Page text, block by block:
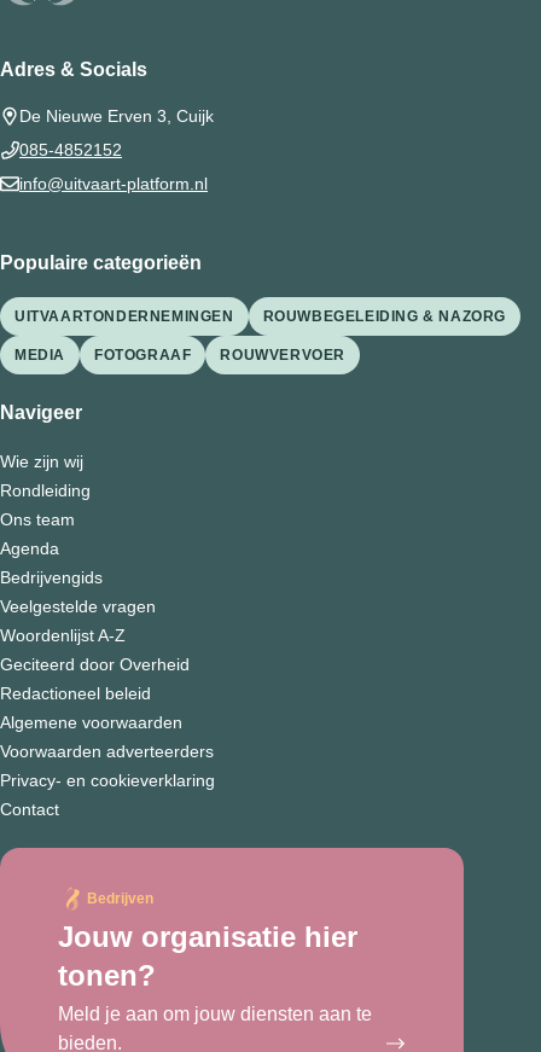
Adres & Socials
De Nieuwe Erven 3, Cuijk
085-4852152
info@uitvaart-platform.nl
Populaire categorieën
UITVAARTONDERNEMINGEN ROUWBEGELEIDING & NAZORG
MEDIA FOTOGRAAF ROUWVERVOER
Navigeer
Wie zijn wij
Rondleiding
Ons team
Agenda
Bedrijvengids
Veelgestelde vragen
Woordenlijst A-Z
Geciteerd door Overheid
Redactioneel beleid
Algemene voorwaarden
Voorwaarden adverteerders
Privacy- en cookieverklaring
Contact
Bedrijven
Jouw organisatie hier
tonen?
Meld je aan om jouw diensten aan te
bieden.